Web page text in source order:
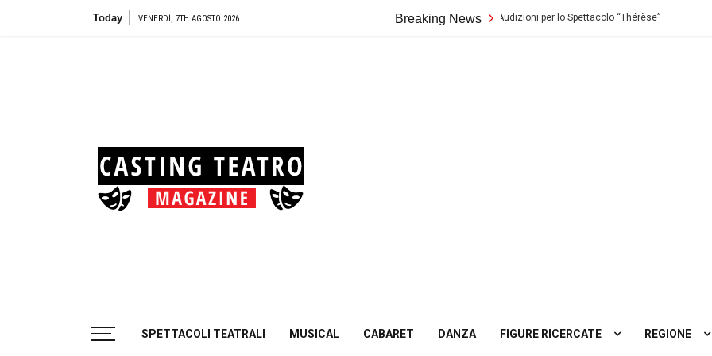
Today VENERDÌ, 7TH AGOSTO 2026 Breaking News
Teatro Biondo di Palermo: Audizioni per lo Spettacolo “Thérèse”
SPETTACOLI TEATRALI MUSICAL CABARET DANZA FIGURE RICERCATE REGIONE